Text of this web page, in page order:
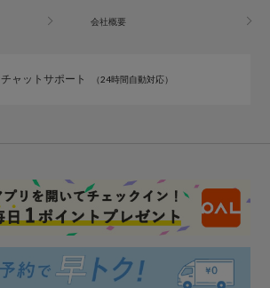
会社概要
チャットサポート （24時間自動対応）